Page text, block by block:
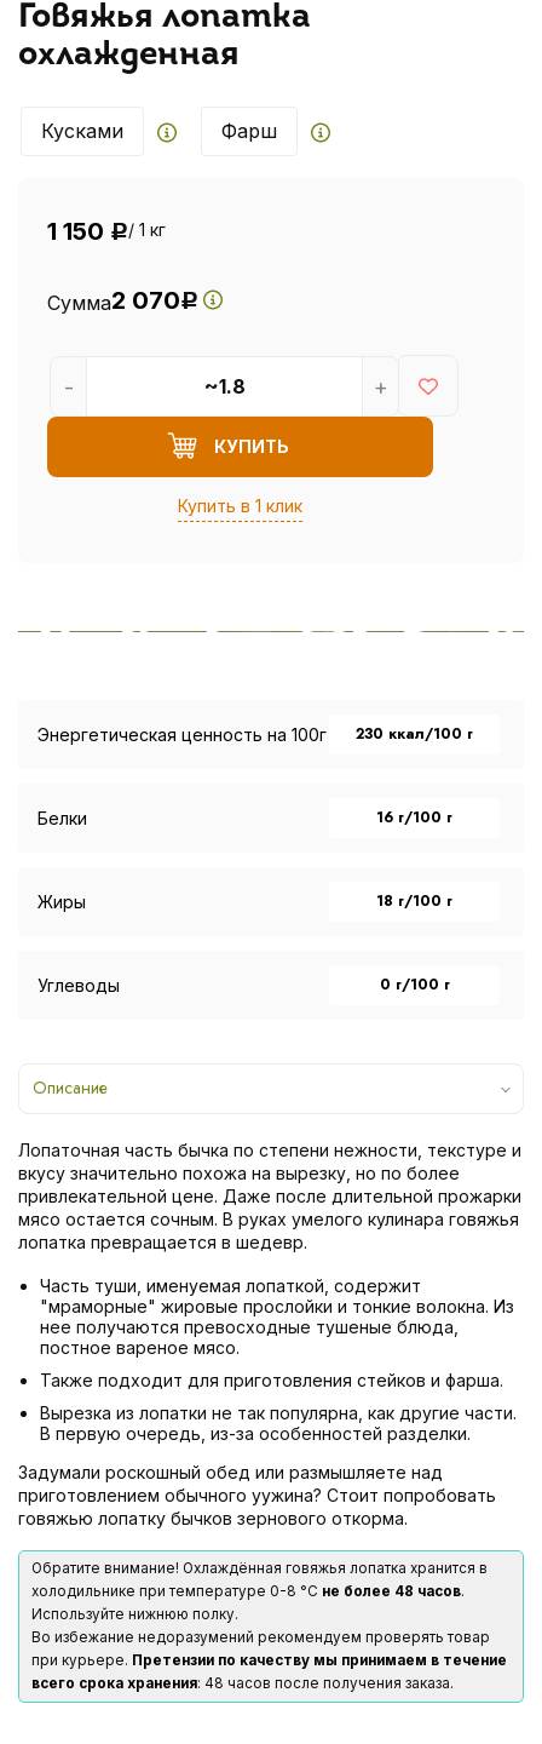
Говяжья лопатка
охлажденная
Кусками Фарш
1 150 Р/ 1 кг
Сумма2 070Р
КУПИТЬ
Купить в 1 клик
- +
Энергетическая ценность на 100г 230 ккал/100 г
Белки 16 г/100 г
Жиры 18 г/100 г
Углеводы 0 г/100 г
Описание
Лопаточная часть бычка по степени нежности, текстуре и
вкусу значительно похожа на вырезку, но по более
привлекательной цене. Даже после длительной прожарки
мясо остается сочным. В руках умелого кулинара говяжья
лопатка превращается в шедевр.
Часть туши, именуемая лопаткой, содержит
"мраморные" жировые прослойки и тонкие волокна. Из
нее получаются превосходные тушеные блюда,
постное вареное мясо.
Также подходит для приготовления стейков и фарша.
Вырезка из лопатки не так популярна, как другие части.
В первую очередь, из-за особенностей разделки.
Задумали роскошный обед или размышляете над
приготовлением обычного уужина? Стоит попробовать
говяжью лопатку бычков зернового откорма.
Обратите внимание! Охлаждённая говяжья лопатка хранится в
холодильнике при температуре 0-8 °С не более 48 часов.
Используйте нижнюю полку.
Во избежание недоразумений рекомендуем проверять товар
при курьере. Претензии по качеству мы принимаем в течение
всего срока хранения: 48 часов после получения заказа.